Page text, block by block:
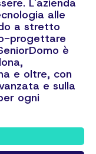
L'azienda
alle
a stretto
progettare
è
e oltre, con
e sulla
ogni